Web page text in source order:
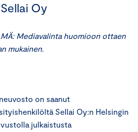
Oy
Mediavalinta huomioon ottaen
mukainen.
on saanut
Sellai Oy:n Helsingin
julkaistusta